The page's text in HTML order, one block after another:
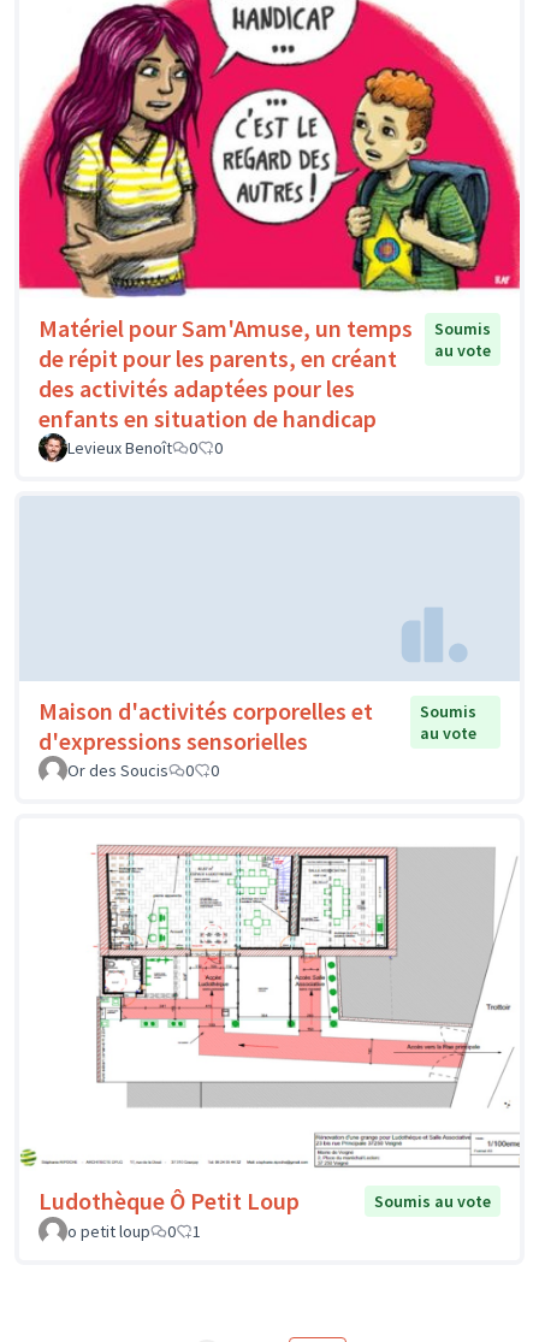
Matériel pour Sam'Amuse, un temps
de répit pour les parents, en créant
des activités adaptées pour les
enfants en situation de handicap
Soumis
au vote
Levieux Benoît 0 0
Maison d'activités corporelles et
d'expressions sensorielles
Soumis
au vote
Or des Soucis
0 0
Ludothèque Ô Petit Loup
Soumis au vote
o petit loup
0 1